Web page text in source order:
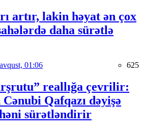
artır, lakin həyat ən çox
daha sürətlə
01:06 625
reallığa çevrilir:
Qafqazı dəyişə
sürətləndirir